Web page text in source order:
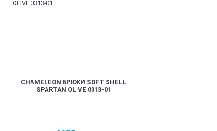
CHAMELEON БРЮКИ SOFT SHELL
SPARTAN OLIVE 0313-01